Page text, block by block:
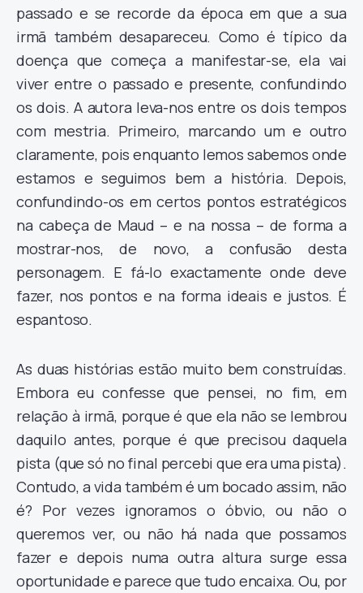
passado e se recorde da época em que a sua
irmã também desapareceu. Como é típico da
doença que começa a manifestar-se, ela vai
viver entre o passado e presente, confundindo
os dois. A autora leva-nos entre os dois tempos
com mestria. Primeiro, marcando um e outro
claramente, pois enquanto lemos sabemos onde
estamos e seguimos bem a história. Depois,
confundindo-os em certos pontos estratégicos
na cabeça de Maud – e na nossa – de forma a
mostrar-nos, de novo, a confusão desta
personagem. E fá-lo exactamente onde deve
fazer, nos pontos e na forma ideais e justos. É
espantoso.
As duas histórias estão muito bem construídas.
Embora eu confesse que pensei, no fim, em
relação à irmã, porque é que ela não se lembrou
daquilo antes, porque é que precisou daquela
pista (que só no final percebi que era uma pista).
Contudo, a vida também é um bocado assim, não
é? Por vezes ignoramos o óbvio, ou não o
queremos ver, ou não há nada que possamos
fazer e depois numa outra altura surge essa
oportunidade e parece que tudo encaixa. Ou, por